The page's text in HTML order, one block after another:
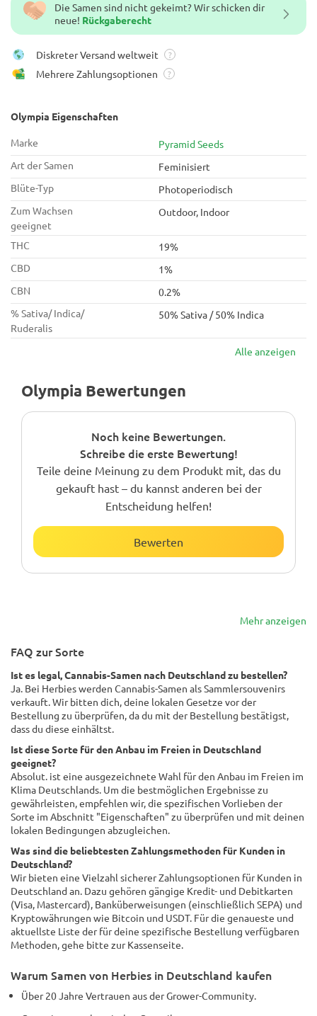
Die Samen sind nicht gekeimt? Wir schicken dir
neue! Rückgaberecht
Diskreter Versand weltweit ?
Mehrere Zahlungsoptionen ?
Olympia Eigenschaften
Marke
Pyramid Seeds
Art der Samen
Feminisiert
Blüte-Typ
Photoperiodisch
Zum Wachsen
geeignet
Outdoor, Indoor
THC
19%
CBD
1%
CBN
0.2%
% Sativa/ Indica/
Ruderalis
50% Sativa / 50% Indica
Alle anzeigen
Olympia Bewertungen
Noch keine Bewertungen.
Schreibe die erste Bewertung!
Teile deine Meinung zu dem Produkt mit, das du
gekauft hast – du kannst anderen bei der
Entscheidung helfen!
Bewerten
Mehr anzeigen
FAQ zur Sorte
Ist es legal, Cannabis-Samen nach Deutschland zu bestellen?
Ja. Bei Herbies werden Cannabis-Samen als Sammlersouvenirs
verkauft. Wir bitten dich, deine lokalen Gesetze vor der
Bestellung zu überprüfen, da du mit der Bestellung bestätigst,
dass du diese einhältst.
Ist diese Sorte für den Anbau im Freien in Deutschland
geeignet?
Absolut. ist eine ausgezeichnete Wahl für den Anbau im Freien im
Klima Deutschlands. Um die bestmöglichen Ergebnisse zu
gewährleisten, empfehlen wir, die spezifischen Vorlieben der
Sorte im Abschnitt "Eigenschaften" zu überprüfen und mit deinen
lokalen Bedingungen abzugleichen.
Was sind die beliebtesten Zahlungsmethoden für Kunden in
Deutschland?
Wir bieten eine Vielzahl sicherer Zahlungsoptionen für Kunden in
Deutschland an. Dazu gehören gängige Kredit- und Debitkarten
(Visa, Mastercard), Banküberweisungen (einschließlich SEPA) und
Kryptowährungen wie Bitcoin und USDT. Für die genaueste und
aktuellste Liste der für deine spezifische Bestellung verfügbaren
Methoden, gehe bitte zur Kassenseite.
Warum Samen von Herbies in Deutschland kaufen
Über 20 Jahre Vertrauen aus der Grower-Community.